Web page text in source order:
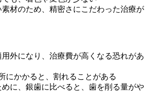
材のため、精密さにこだわった治療が
外になり、治療費が高くなる恐れがあ
にかかると、割れることがある
に、銀歯に比べると、歯を削る量がや